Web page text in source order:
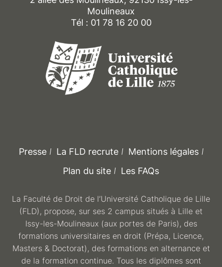
Moulineaux
Tél : 01 78 16 20 00
Presse La FLD recrute
Mentions légales
Plan du site
Les FAQs
La Faculté de Droit de l’Université Catholique de Lille
(FLD), propose, sur ses 2 campus situés à Lille et
Issy-les-Moulineaux (aux portes de Paris), des
formations universitaires en droit (Prépa, Licence,
Masters & Doctorat), des formations en alternance et
de la formation continue. Tous les diplômes sont